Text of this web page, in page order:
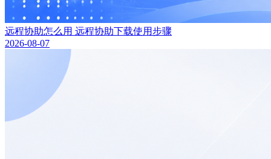
远程协助怎么用 远程协助下载使用步骤
2026-08-07